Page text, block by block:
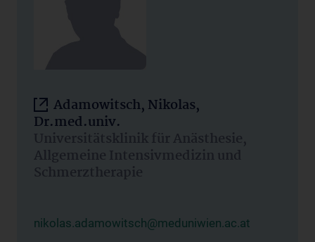
Adamowitsch, Nikolas,
Dr.med.univ.
Universitätsklinik für Anästhesie,
Allgemeine Intensivmedizin und
Schmerztherapie
nikolas.adamowitsch@meduniwien.ac.at